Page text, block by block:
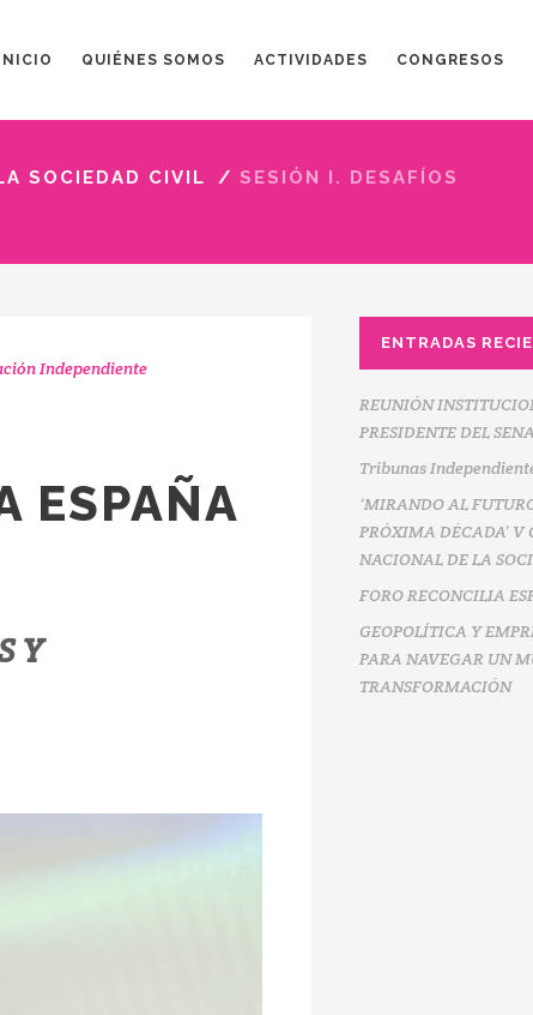
INICIO QUIÉNES SOMOS ACTIVIDADES CONGRESOS
SOCIEDAD CIVIL / SESIÓN I. DESAFÍOS
Independiente
ESPAÑA
Y
ENTRADAS
REUNIÓN
PRESIDENTE DEL
Tribunas
‘MIRANDO AL
PRÓXIMA DÉCADA’ V
NACIONAL DE LA
FORO RECONCILIA
GEOPOLÍTICA Y
PARA NAVEGAR UN
TRANSFORMACIÓN